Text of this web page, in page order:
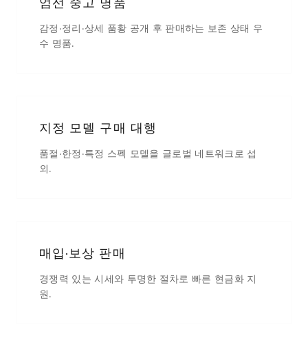
감정·정리·상세 품황 공개 후 판매하는 보존 상태 우
수 명품.
지정 모델 구매 대행
품절·한정·특정 스펙 모델을 글로벌 네트워크로 섭
외.
매입·보상 판매
경쟁력 있는 시세와 투명한 절차로 빠른 현금화 지
원.